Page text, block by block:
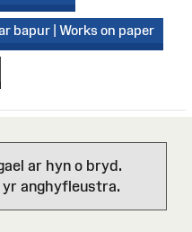
bapur | Works on paper
ar hyn o bryd.
yr anghyfleustra.